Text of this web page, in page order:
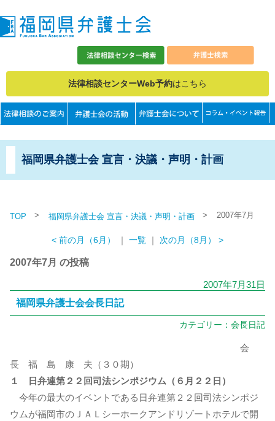
法律相談センターWeb予約はこちら
福岡県弁護士会 宣言・決議・声明・計画
TOP > 福岡県弁護士会 宣言・決議・声明・計画 > 2007年7月
< 前の月（6月） ｜ 一覧 ｜ 次の月（8月） >
2007年7月 の投稿
2007年7月31日
福岡県弁護士会会長日記
カテゴリー： 会長日記
会
長 福 島 康 夫（３０期）
１ 日弁連第２２回司法シンポジウム（６月２２日）
今年の最大のイベントである日弁連第２２回司法シンポジ
ウムが福岡市のＪＡＬシーホークアンドリゾートホテルで開